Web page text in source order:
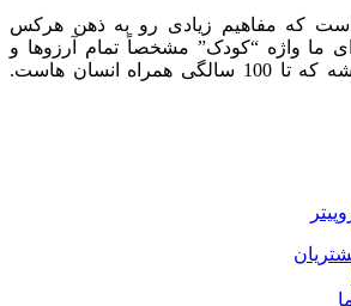
است که مفاهیم زیادی رو به ذهن هرکس
ما واژه “کودک” مشخصاً تمام آرزوها و
انسان هاست.